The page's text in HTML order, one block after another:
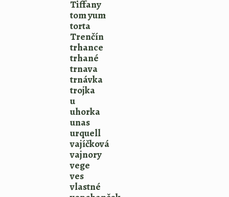
Tiffany
tom yum
torta
Trenčín
trhance
trhané
trnava
trnávka
trojka
u
uhorka
unas
urquell
vajíčková
vajnory
vege
ves
vlastné